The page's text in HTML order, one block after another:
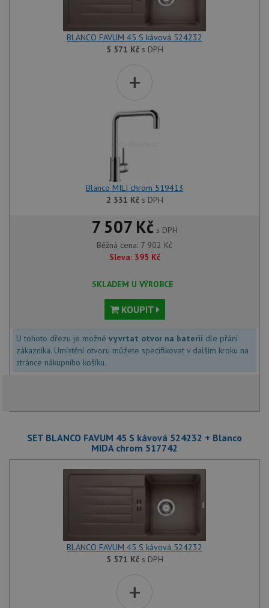
BLANCO FAVUM 45 S kávová 524232
5 571 Kčs DPH
+
Blanco MILI chrom 519413
2 331 Kčs DPH
7 507 Kč s DPH
Běžná cena: 7 902 Kč
Sleva: 395 Kč
SKLADEM U VÝROBCE
KOUPIT
U tohoto dřezu je možné vyvrtat otvor na baterii dle přání
zákazníka. Umístění otvoru můžete specifikovat v dalším kroku na
stránce nákupního košíku.
SET BLANCO FAVUM 45 S kávová 524232 + Blanco
MIDA chrom 517742
BLANCO FAVUM 45 S kávová 524232
5 571 Kčs DPH
+